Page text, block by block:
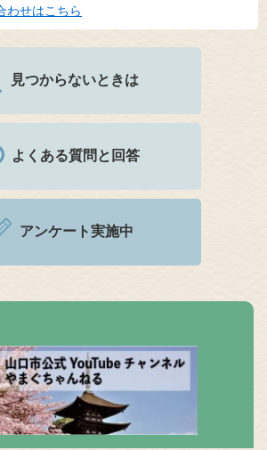
わせはこちら
見つからないときは
よくある質問と回答
アンケート実施中